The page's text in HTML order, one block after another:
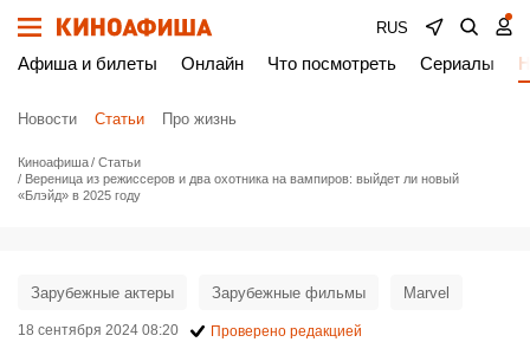
RUS
Афиша и билеты Онлайн Что посмотреть Сериалы
Новости Статьи Про жизнь
Киноафиша
Статьи
Вереница из режиссеров и два охотника на вампиров: выйдет ли новый
«Блэйд» в 2025 году
Зарубежные актеры Зарубежные фильмы Marvel
18 сентября 2024 08:20 Проверено редакцией